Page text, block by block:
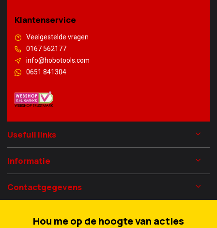
Klantenservice
Veelgestelde vragen
0167 562177
info@hobotools.com
0651 841304
Usefull links
Informatie
Contactgegevens
Hou me op de hoogte van acties